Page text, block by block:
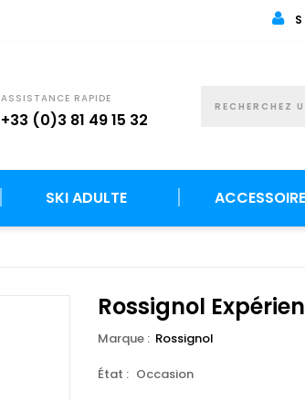
ASSISTANCE RAPIDE
+33 (0)3 81 49 15 32
SKI ADULTE
Rossignol
Marque : Rossignol
État : Occasion